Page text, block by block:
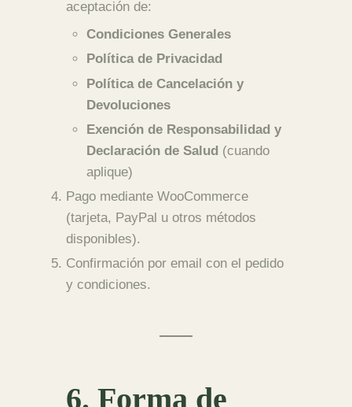
aceptación de:
Condiciones Generales
Política de Privacidad
Política de Cancelación y
Devoluciones
Exención de Responsabilidad y
Declaración de Salud(cuando
aplique)
Pago mediante WooCommerce
(tarjeta, PayPal u otros métodos
disponibles).
Confirmación por email con el pedido
y condiciones.
6. Forma de